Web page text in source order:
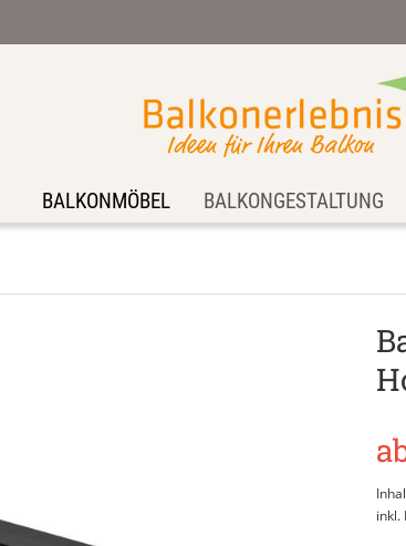
BALKONMÖBEL BALKONGESTALTUNG
inkl.